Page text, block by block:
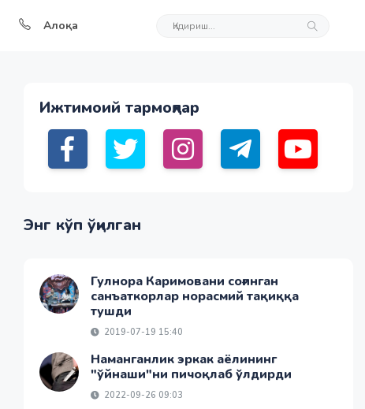
Алоқа
Ижтимоий тармоқлар
Энг кўп ўқилган
Гулнора Каримовани соғинган
санъаткорлар норасмий тақиққа
тушди
2019-07-19 15:40
Наманганлик эркак аёлининг
"ўйнаши"ни пичоқлаб ўлдирди
2022-09-26 09:03